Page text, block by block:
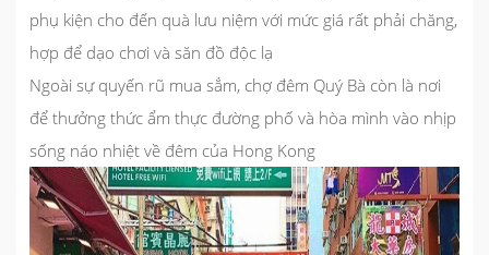
phụ kiện cho đến quà lưu niệm với mức giá rất phải chăng,
hợp để dạo chơi và săn đồ độc lạ
Ngoài sự quyến rũ mua sắm, chợ đêm Quý Bà còn là nơi
để thưởng thức ẩm thực đường phố và hòa mình vào nhịp
sống náo nhiệt về đêm của Hong Kong